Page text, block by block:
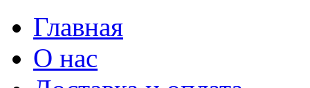
Главная
О нас